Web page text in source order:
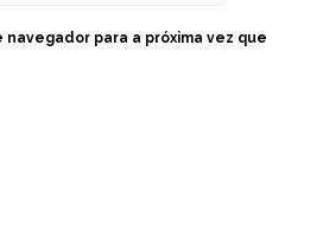
para a próxima vez que